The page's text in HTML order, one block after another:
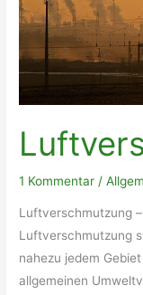
1 Kommentar /
Luftverschmutzung
Luftverschmutzung
nahezu jedem
allgemeinen